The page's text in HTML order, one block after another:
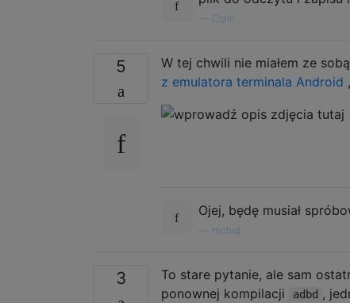
Colin
5 W tej chwili nie miałem ze
z emulatora terminala Android
Ojej, będę musiał
mchid
3
To stare pytanie, ale sam
ponownej kompilacji
adbd ,